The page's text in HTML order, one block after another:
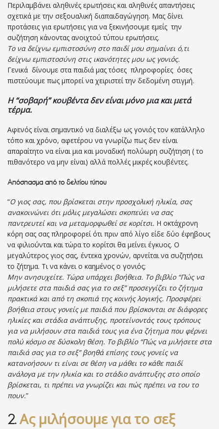
Περιλαμβάνει αληθινές ερωτήσεις και αληθινές απαντήσεις
σχετικά με την σεξουαλική διαπαιδαγώγηση. Μας δίνει
προτάσεις για ερωτήσεις για να ξεκινήσουμε εμείς την
συζήτηση κάνοντας ανοιχτού τύπου ερωτήσεις.
Το να δείχνω εμπιστοσύνη στο παιδί μου σημαίνει ό,τι
δείχνω εμπιστοσύνη στις ικανότητες μου ως γονιός.
Γενικά δίνουμε στα παιδιά μας τόσες πληροφορίες όσες
πιστεύουμε πως μπορεί να χειριστεί την δεδομένη στιγμή.
Η “σοβαρή” κουβέντα δεν είναι μόνο μια και μετά
τέρμα.
Αφενός είναι σημαντικό να διαλέξω ως γονιός τον κατάλληλο
τόπο και χρόνο, αφετέρου να γνωρίζω πως δεν είναι
απαραίτητο να είναι μια και μοναδική πολύωρη συζήτηση ( το
πιθανότερο να μην είναι) αλλά πολλές μικρές κουβέντες.
Απόσπασμα από το δελτίου τύπου
“Ο γιος σας, που βρίσκεται στην προσχολική ηλικία, σας
ανακοινώνει ότι μόλις μεγαλώσει σκοπεύει να σας
παντρευτεί και να μεταμορφωθεί σε κορίτσι. Η οκτάχρονη
κόρη σας σας πληροφορεί ότι πριν από λίγο είδε δύο έφηβους
να φιλιούνται και τώρα το κορίτσι θα μείνει έγκυος. Ο
μεγαλύτερος γιος σας, έντεκα χρονών, αρνείται να συζητήσει
το ζήτημα. Τι να κάνει ο καημένος ο γονιός;
Μην ανησυχείτε. Τώρα υπάρχει βοήθεια. Το βιβλίο “Πώς να
μιλήσετε στα παιδιά σας για το σεξ” προσεγγίζει το ζήτημα
πρακτικά και από τη σκοπιά της κοινής λογικής. Προσφέρει
βοήθεια στους γονείς με παιδιά που βρίσκονται σε διάφορες
ηλικίες και στάδια ανάπτυξης, προτείνοντάς τους τρόπους
για να μιλήσουν στα παιδιά τους για ένα ζήτημα που φέρνει
πολύ κόσμο σε δύσκολη θέση. Το βιβλίο “Πώς να μιλήσετε στα
παιδιά σας για το σεξ” βοηθά επίσης τους γονείς να
κατανοήσουν τι είναι σε θέση να μάθει το κάθε παιδί
ανάλογα με την ηλικία και το στάδιο ανάπτυξης στο οποίο
βρίσκεται, τι πρέπει να γνωρίζει και πώς πρέπει να του το
πουν.”
2.Ας μιλήσουμε για το σεξ